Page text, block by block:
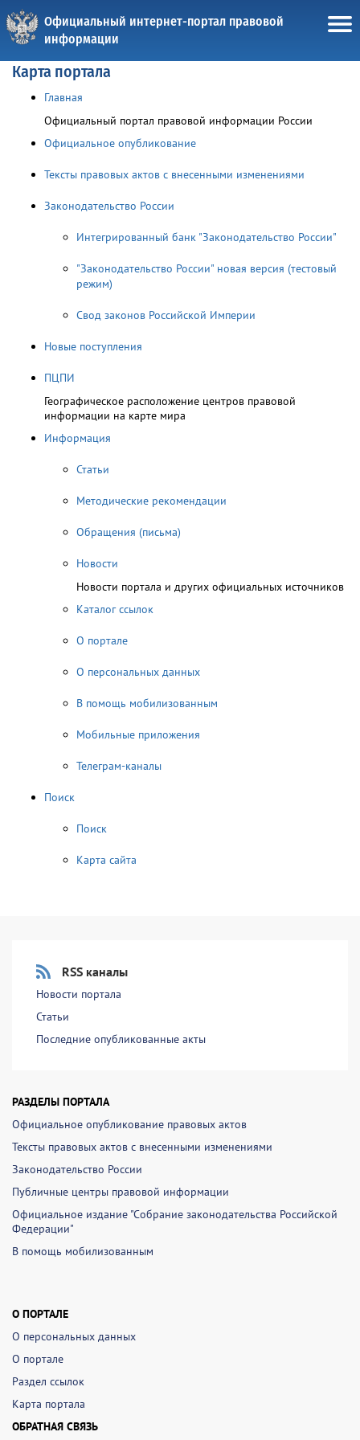
Официальный интернет-портал правовой
информации
Карта портала
Главная
Официальный портал правовой информации России
Официальное опубликование
Тексты правовых актов с внесенными изменениями
Законодательство России
Интегрированный банк "Законодательство России"
"Законодательство России" новая версия (тестовый
режим)
Свод законов Российской Империи
Новые поступления
ПЦПИ
Географическое расположение центров правовой
информации на карте мира
Информация
Статьи
Методические рекомендации
Обращения (письма)
Новости
Новости портала и других официальных источников
Каталог ссылок
О портале
О персональных данных
В помощь мобилизованным
Мобильные приложения
Телеграм-каналы
Поиск
Поиск
Карта сайта
RSS каналы
Новости портала
Статьи
Последние опубликованные акты
РАЗДЕЛЫ ПОРТАЛА
Официальное опубликование правовых актов
Тексты правовых актов с внесенными изменениями
Законодательство России
Публичные центры правовой информации
Официальное издание "Собрание законодательства Российской
Федерации"
В помощь мобилизованным
О ПОРТАЛЕ
О персональных данных
О портале
Раздел ссылок
Карта портала
ОБРАТНАЯ СВЯЗЬ